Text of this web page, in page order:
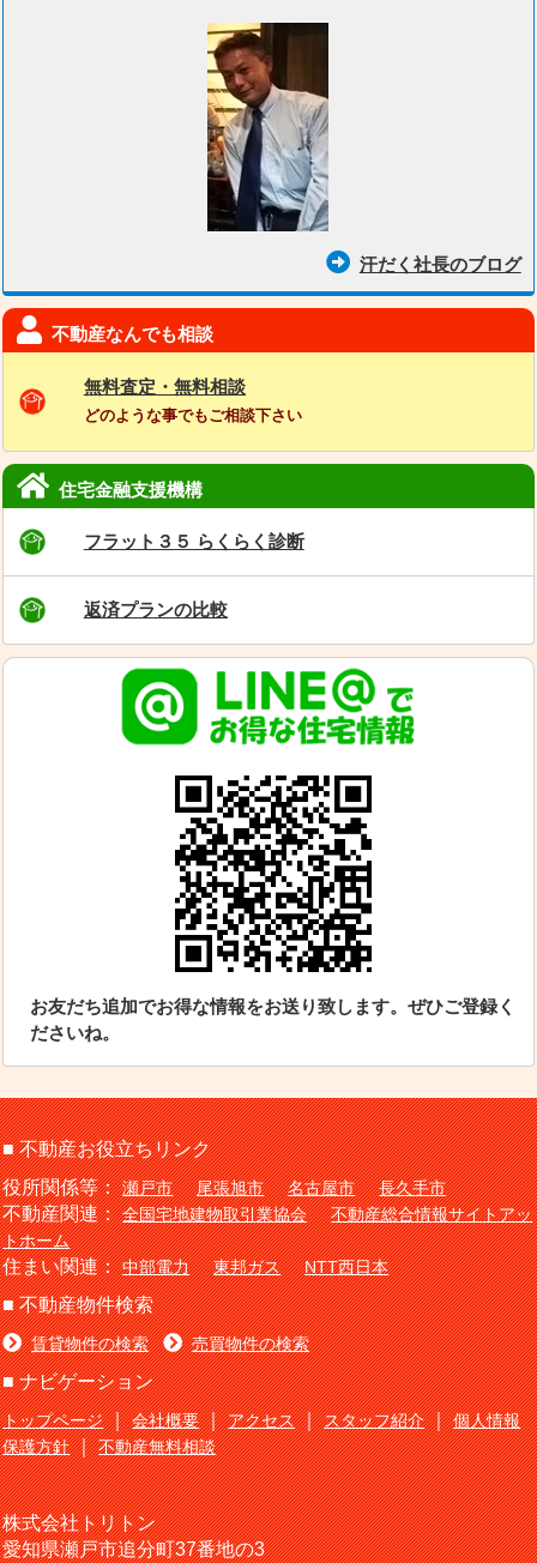
汗だく社長のブログ
不動産なんでも相談
無料査定・無料相談
どのような事でもご相談下さい
住宅金融支援機構
フラット３５ らくらく診断
返済プランの比較
お友だち追加でお得な情報をお送り致します。ぜひご登録く
ださいね。
■ 不動産お役立ちリンク
役所関係等：瀬戸市 尾張旭市 名古屋市 長久手市
不動産関連：全国宅地建物取引業協会
不動産総合情報サイトアッ
トホーム
住まい関連：中部電力 東邦ガス NTT西日本
■ 不動産物件検索
賃貸物件の検索 売買物件の検索
■ ナビゲーション
トップページ｜会社概要｜アクセス｜スタッフ紹介｜個人情報
保護方針｜不動産無料相談
株式会社トリトン
愛知県瀬戸市追分町37番地の3